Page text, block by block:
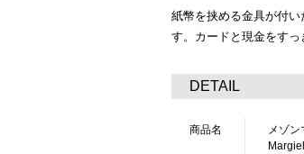
紙幣を挟める金具が付
す。カードと現金をすっ
DETAIL
商品名
メゾ